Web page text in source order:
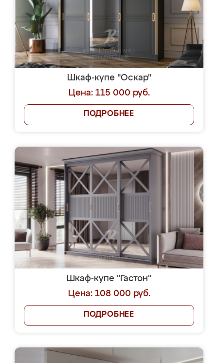
Шкаф-купе "Оскар"
Цена: 115 000 руб.
ПОДРОБНЕЕ
Шкаф-купе "Гастон"
Цена: 108 000 руб.
ПОДРОБНЕЕ